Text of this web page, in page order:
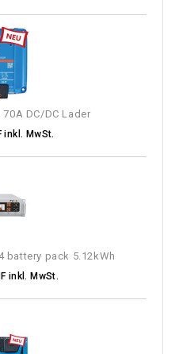
70A DC/DC Lader
inkl. MwSt.
battery pack 5.12kWh
inkl. MwSt.